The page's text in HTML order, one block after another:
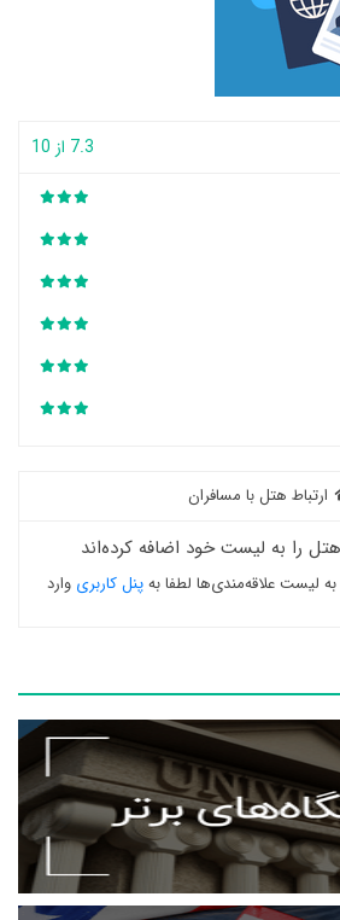
7.3 از 10
ارتباط هتل با مسافران
لیست علاقه‌مندی‌ها لطفا بهپنل کاربری وارد